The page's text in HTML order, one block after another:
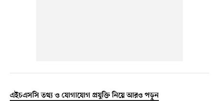
এইচএসসি তথ্য ও যোগাযোগ প্রযুক্তি নিয়ে আরও পড়ুন